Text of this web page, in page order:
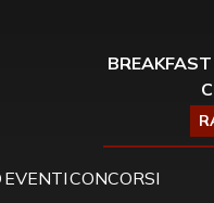
EVENTICONCORSI